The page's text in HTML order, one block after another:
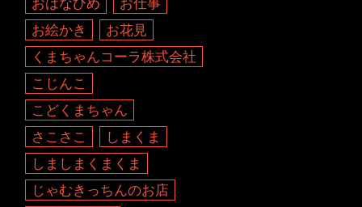
お絵かき
お花見
くまちゃんコーラ株式会社
こじんこ
こどくまちゃん
さこさこ
しまくま
しましまくまくま
じゃむきっちんのお店